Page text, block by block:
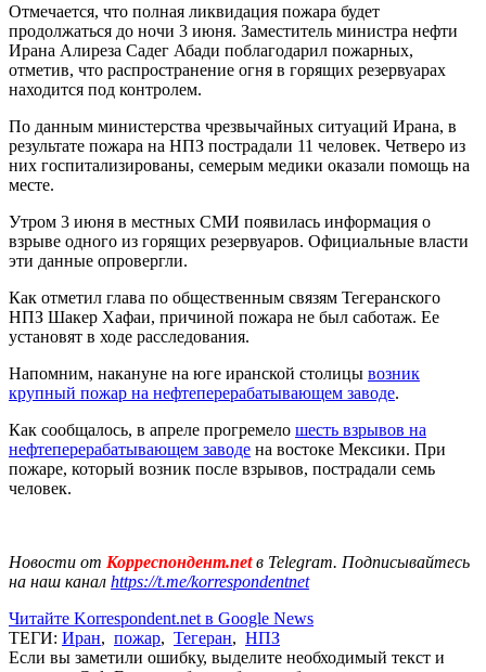
Отмечается, что полная ликвидация пожара будет
продолжаться до ночи 3 июня. Заместитель министра нефти
Ирана Алиреза Садег Абади поблагодарил пожарных,
отметив, что распространение огня в горящих резервуарах
находится под контролем.
По данным министерства чрезвычайных ситуаций Ирана, в
результате пожара на НПЗ пострадали 11 человек. Четверо из
них госпитализированы, семерым медики оказали помощь на
месте.
Утром 3 июня в местных СМИ появилась информация о
взрыве одного из горящих резервуаров. Официальные власти
эти данные опровергли.
Как отметил глава по общественным связям Тегеранского
НПЗ Шакер Хафаи, причиной пожара не был саботаж. Ее
установят в ходе расследования.
Напомним, накануне на юге иранской столицы возник
крупный пожар на нефтеперерабатывающем заводе.
Как сообщалось, в апреле прогремело шесть взрывов на
нефтеперерабатывающем заводе на востоке Мексики. При
пожаре, который возник после взрывов, пострадали семь
человек.
Новости от Корреспондент.netв Telegram. Подписывайтесь
на наш канал https://t.me/korrespondentnet
Читайте Korrespondent.net в Google News
ТЕГИ: Иран, пожар, Тегеран, НПЗ
Если вы заметили ошибку, выделите необходимый текст и